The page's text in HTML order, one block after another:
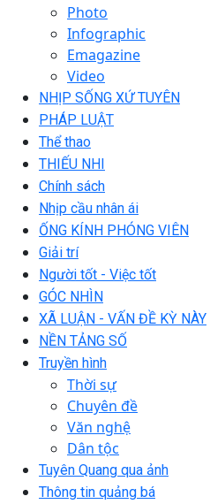
Photo
Infographic
Emagazine
Video
NHỊP SỐNG XỨ TUYÊN
PHÁP LUẬT
Thể thao
THIẾU NHI
Chính sách
Nhịp cầu nhân ái
ỐNG KÍNH PHÓNG VIÊN
Giải trí
Người tốt - Việc tốt
GÓC NHÌN
XÃ LUẬN - VẤN ĐỀ KỲ NÀY
NỀN TẢNG SỐ
Truyền hình
Thời sự
Chuyên đề
Văn nghệ
Dân tộc
Tuyên Quang qua ảnh
Thông tin quảng bá